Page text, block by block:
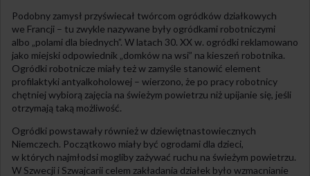
Podobny zamysł przyświecał twórcom ogródków działkowych
we Francji – tu zwykle nazywane były ogródkami robotniczymi
albo „polami dla biednych”. W latach 30. XXw. ogródki reklamowano
jako miejski odpowiednik „domków na wsi” na kieszeń robotnika.
Ogródki robotnicze miały też w zamyśle stanowić element
profilaktyki antyalkoholowej – wierzono, że po pracy robotnicy
chętniej wybiorą zajęcia na świeżym powietrzu niż upijanie się, jeśli
otrzymają taką możliwość.
Ogródki powstawały również w dziewiętnastowiecznych
Niemczech. Początkowo miały być ogrodami dla dzieci,
w których najmłodsi mogliby zażywać ruchu na świeżym powietrzu.
W Szwecji i Szwajcarii celem zakładania działek było wzmacnianie